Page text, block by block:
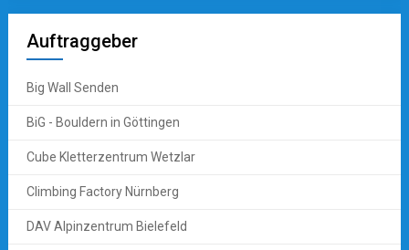
Auftraggeber
Big Wall Senden
BiG - Bouldern in Göttingen
Cube Kletterzentrum Wetzlar
Climbing Factory Nürnberg
DAV Alpinzentrum Bielefeld